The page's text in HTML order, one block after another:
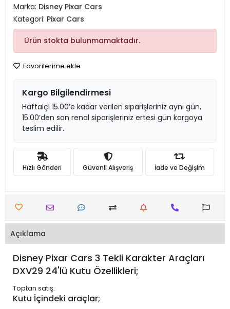
Marka: Disney Pixar Cars
Kategori: Pixar Cars
Ürün stokta bulunmamaktadır.
Favorilerime ekle
Kargo Bilgilendirmesi
Haftaiçi 15.00’e kadar verilen siparişleriniz aynı gün,
15.00’den son renal siparişleriniz ertesi gün kargoya
teslim edilir.
Hızlı Gönderi Güvenli Alışveriş İade ve Değişim
Açıklama
Disney Pixar Cars 3 Tekli Karakter Araçları
DXV29 24'lü Kutu Özellikleri;
Toptan satış.
Kutu İçindeki araçlar;